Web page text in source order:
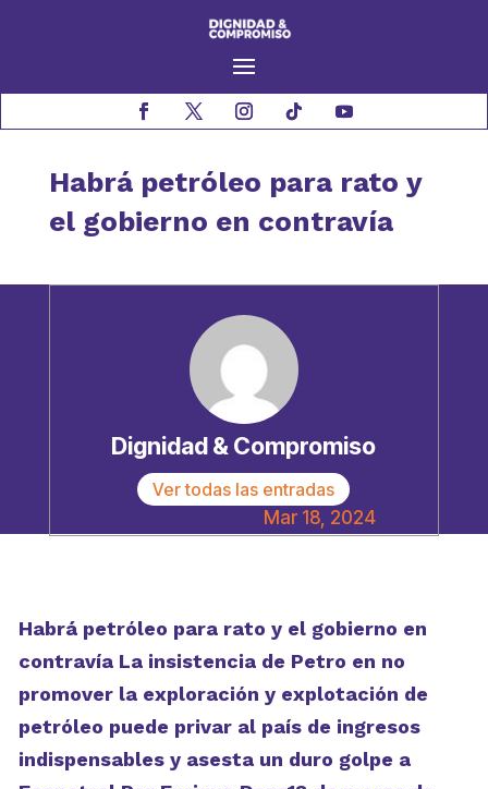
Habrá petróleo para rato y
el gobierno en contravía
Dignidad & Compromiso
Ver todas las entradas
Mar 18, 2024
Habrá petróleo para rato y el gobierno en
contravía La insistencia de Petro en no
promover la exploración y explotación de
petróleo puede privar al país de ingresos
indispensables y asesta un duro golpe a